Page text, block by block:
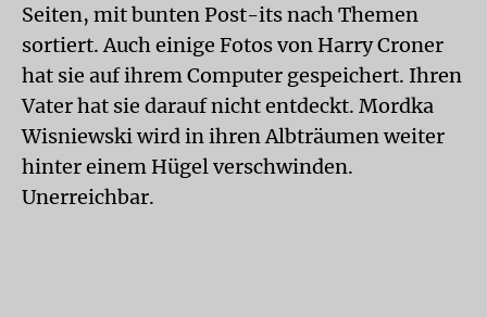
Seiten, mit bunten Post-its nach Themen
sortiert. Auch einige Fotos von Harry Croner
hat sie auf ihrem Computer gespeichert. Ihren
Vater hat sie darauf nicht entdeckt. Mordka
Wisniewski wird in ihren Albträumen weiter
hinter einem Hügel verschwinden.
Unerreichbar.